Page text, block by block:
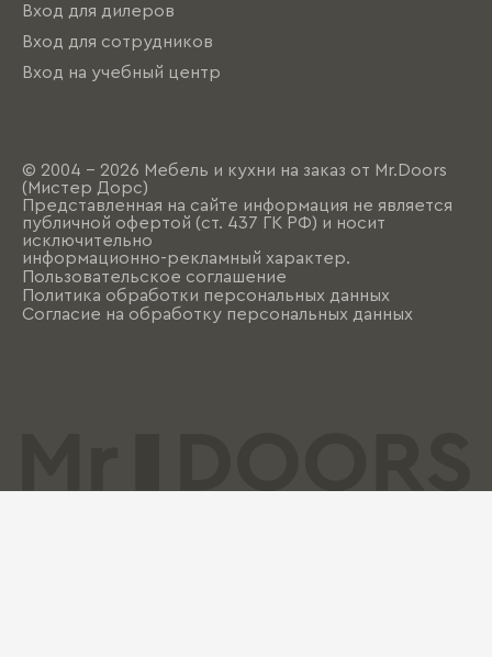
Вход для дилеров
Вход для сотрудников
Вход на учебный центр
© 2004 - 2026 Мебель и кухни на заказ от Mr.Doors
(Мистер Дорс)
Представленная на сайте информация не является
публичной офертой (ст. 437 ГК РФ) и носит
исключительно
информационно-рекламный характер.
Пользовательское соглашение
Политика обработки персональных данных
Согласие на обработку персональных данных